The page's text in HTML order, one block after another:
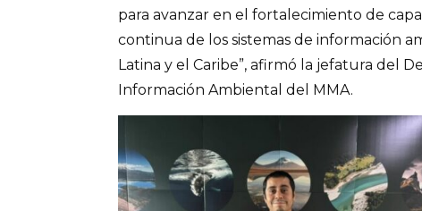
para avanzar en el fortalecimiento de
continua de los sistemas de información
Latina y el Caribe”, afirmó la jefatura del
Información Ambiental del MMA.